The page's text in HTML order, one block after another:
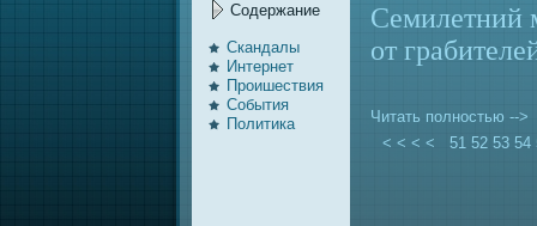
Содержание
Скандалы
Интернeт
Проишествия
События
Политика
Семилетний
от
Читать полностью -->
< < < <
51 52 53 54